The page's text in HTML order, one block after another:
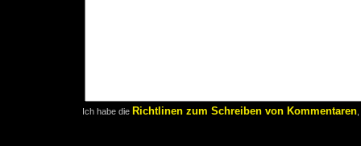
Ich habe die Richtlinen zum Schreiben von Kommentaren,